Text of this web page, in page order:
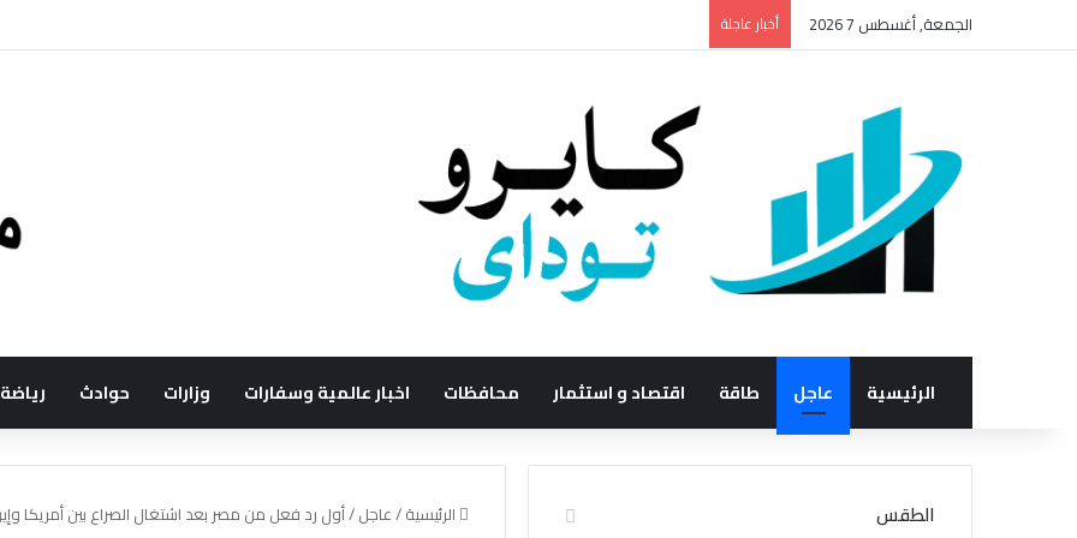
الجمعة, أغسطس 7 2026 أخبار عاجلة
الرئيسية عاجل طاقة اقتصاد و استثمار محافظات اخبار عالمية وسفارات وزارات حوادث رياضة
الرئيسية/عاجل/أول رد فعل من مصر بعد اشتغال الصراع بين أمريكا
الطقس